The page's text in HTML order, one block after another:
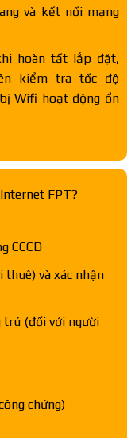
và kết nối mạng
hoàn tất lắp đặt,
kiểm tra tốc độ
Wifi hoạt động ổn
FPT?
CCCD
thuê) và xác nhận
trú (đối với người
chứng)